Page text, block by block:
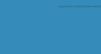
Apoyamos y damos la